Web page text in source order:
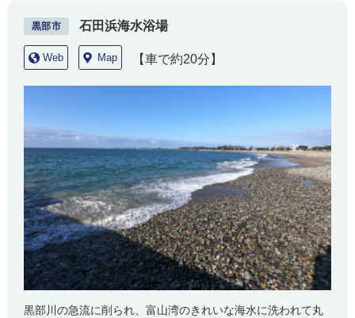
黒部市 石田浜海水浴場
Web Map 【車で約20分】
黒部川の急流に削られ、富山湾のきれいな海水に洗われて丸